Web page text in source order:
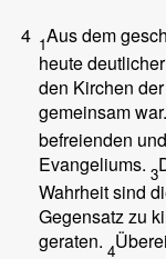
4 1Aus dem
heute
den Kirchen
gemeinsam war.
befreienden
Evangeliums. 3
Wahrheit sind
Gegensatz zu
geraten. 4